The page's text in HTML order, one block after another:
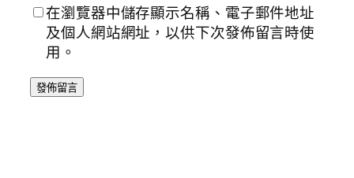
在瀏覽器中儲存顯示名稱、電子郵件地址
及個人網站網址，以供下次發佈留言時使
用。